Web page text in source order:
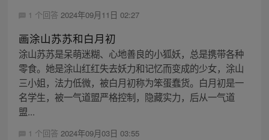
1 个回答 2024年09月11日 02:27
画涂山苏苏和白月初
涂山苏苏是呆萌迷糊、心地善良的小狐妖，总是携带各种
零食。她是涂山红红失去妖力和记忆而变成的少女，涂山
三小姐，法力低微，被白月初称为笨蛋蠢货。白月初是一
名学生，被一气道盟严格控制，隐藏实力，后从一气道
盟...
1 个回答 2024年09月03日 03:55